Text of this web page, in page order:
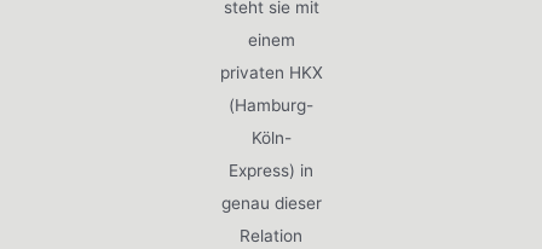
steht sie mit
einem
privaten HKX
(Hamburg-
Köln-
Express) in
genau dieser
Relation